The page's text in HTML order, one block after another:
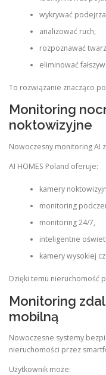
wykrywać
analizować ruch,
rozpoznawać
eliminować
To rozwiązanie znacząco
Monitoring
noktowizyjne
Nowoczesny monitoring AI
AI HOMES Poland oferuje:
kamery
monitoring
monitoring 24/7,
inteligentne
kamery wysokiej
Dzięki temu nieruchomość
Monitoring
mobilną
Nowoczesne systemy
nieruchomości przez
Użytkownik może: